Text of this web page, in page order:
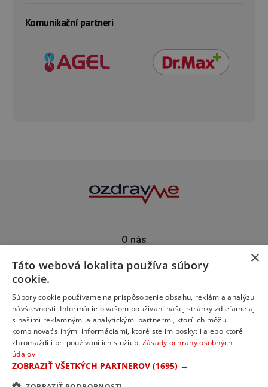
Komunikační partneri
O nás
Predplatné
Podporte nás
×
Táto webová lokalita používa súbory
cookie.
Súbory cookie používame na prispôsobenie obsahu, reklám a analýzu
návštevnosti. Informácie o vašom používaní našej stránky zdieľame aj
s našimi reklamnými a analytickými partnermi, ktorí ich môžu
kombinovať s inými informáciami, ktoré ste im poskytli alebo ktoré
zhromaždili pri používaní ich služieb. Zásady ochrany osobných
údajov
ZOBRAZIŤ VŠETKÝCH PARTNEROV (1695) →